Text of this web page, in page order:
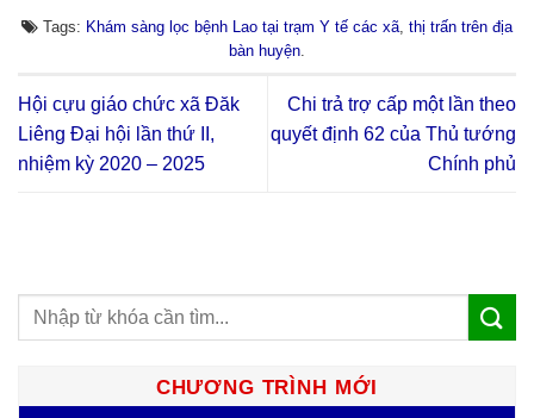
Tags: Khám sàng lọc bệnh Lao tại trạm Y tế các xã, thị trấn trên địa
bàn huyện.
Hội cựu giáo chức xã Đăk
Liêng Đại hội lần thứ II,
nhiệm kỳ 2020 – 2025
Chi trả trợ cấp một lần theo
quyết định 62 của Thủ tướng
Chính phủ
CHƯƠNG TRÌNH MỚI